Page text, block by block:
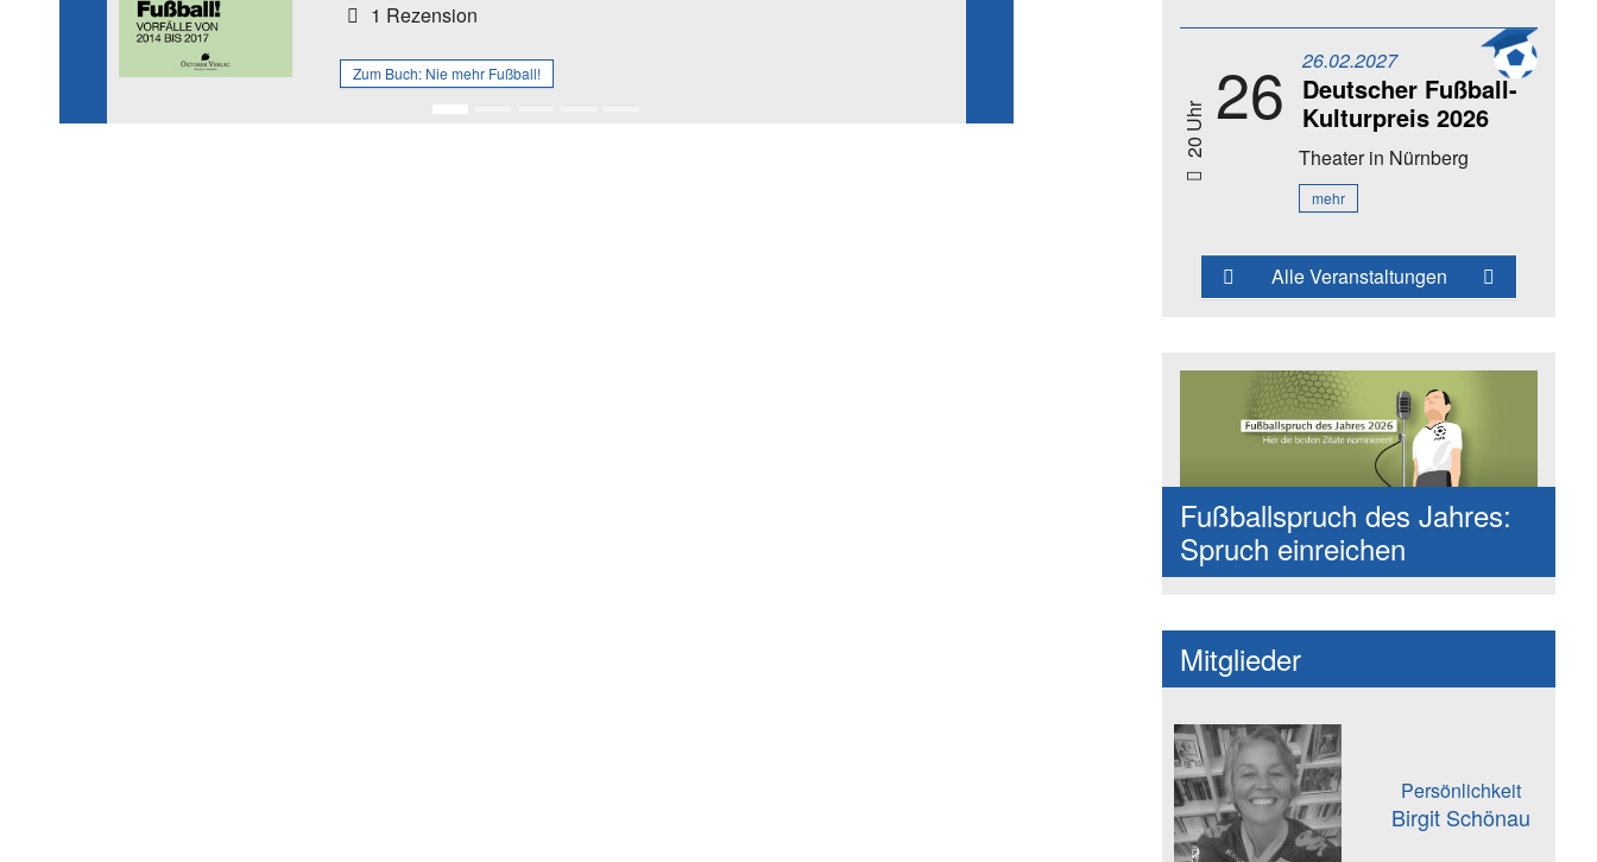
1 Rezension
Zum Buch: Nie mehr Fußball!
20 Uhr 26 26.02.2027
Deutscher Fußball-
Kulturpreis 2026
Theaterin Nürnberg
mehr
Alle Veranstaltungen
Fußballspruch des Jahres:
Spruch einreichen
Mitglieder
Persönlichkeit
Birgit Schönau